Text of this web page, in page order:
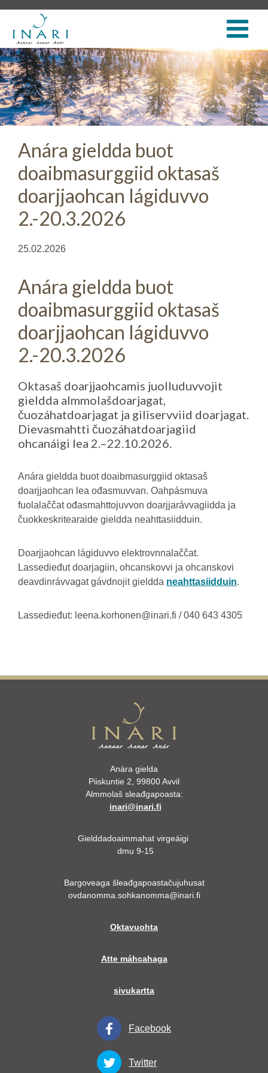
Anára gieldda buot
doaibmasurggiid oktasaš
doarjjaohcan lágiduvvo
2.-20.3.2026
25.02.2026
Anára gieldda buot
doaibmasurggiid oktasaš
doarjjaohcan lágiduvvo
2.-20.3.2026
Oktasaš doarjjaohcamis juolluduvvojit
gieldda almmolašdoarjagat,
čuozáhatdoarjagat ja giliservviid doarjagat.
Dievasmahtti čuozáhatdoarjagiid
ohcanáigi lea 2.–22.10.2026.
Anára gieldda buot doaibmasurggiid oktasaš
doarjjaohcan lea ođasmuvvan. Oahpásmuva
fuolalaččat ođasmahttojuvvon doarjjarávvagiidda ja
čuokkeskritearaide gieldda neahttasiidduin.
Doarjjaohcan lágiduvvo elektrovnnalaččat.
Lassedieđut doarjagiin, ohcanskovvi ja ohcanskovi
deavdinrávvagat gávdnojit gieldda neahttasiidduin.
Lassedieđut: leena.korhonen@inari.fi / 040 643 4305
Anára gielda
Piiskuntie 2, 99800 Avvil
Almmolaš sleađgapoasta:
inari@inari.fi
Gielddadoaimmahat virgeáigi
dmu 9-15
Bargoveaga šleađgapoastačujuhusat
ovdanomma.sohkanomma@inari.fi
Oktavuohta
Atte máhcahaga
sivukartta
Facebook
Twitter